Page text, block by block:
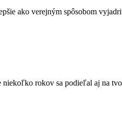
ako verejným spôsobom
rokov sa podieľal aj na